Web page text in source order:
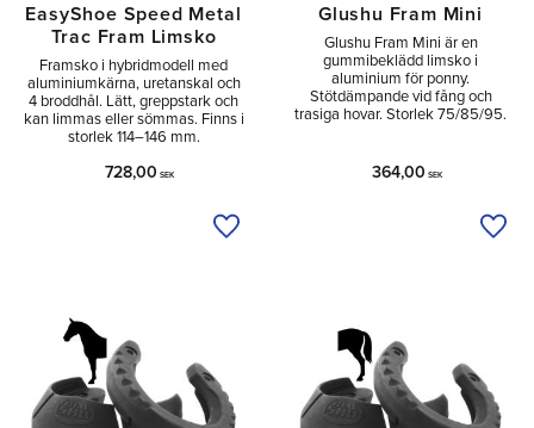
EasyShoe Speed Metal
Trac Fram Limsko
Framsko i hybridmodell med
aluminiumkärna, uretanskal och
4 broddhål. Lätt, greppstark och
kan limmas eller sömmas. Finns i
storlek 114–146 mm.
728,00 SEK
Lägg till i önskelista
Glushu Fram Mini
Glushu Fram Mini är en
gummibeklädd limsko i
aluminium för ponny.
Stötdämpande vid fång och
trasiga hovar. Storlek 75/85/95.
364,00 SEK